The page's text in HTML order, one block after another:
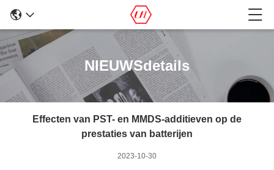
NIEUWSdetails
Effecten van PST- en MMDS-additieven op de
prestaties van batterijen
2023-10-30